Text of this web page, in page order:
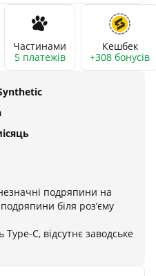
Частинами
5 платежів
Кешбек
+308 бонусів
подряпини на
біля роз’єму
C, відсутнє заводське